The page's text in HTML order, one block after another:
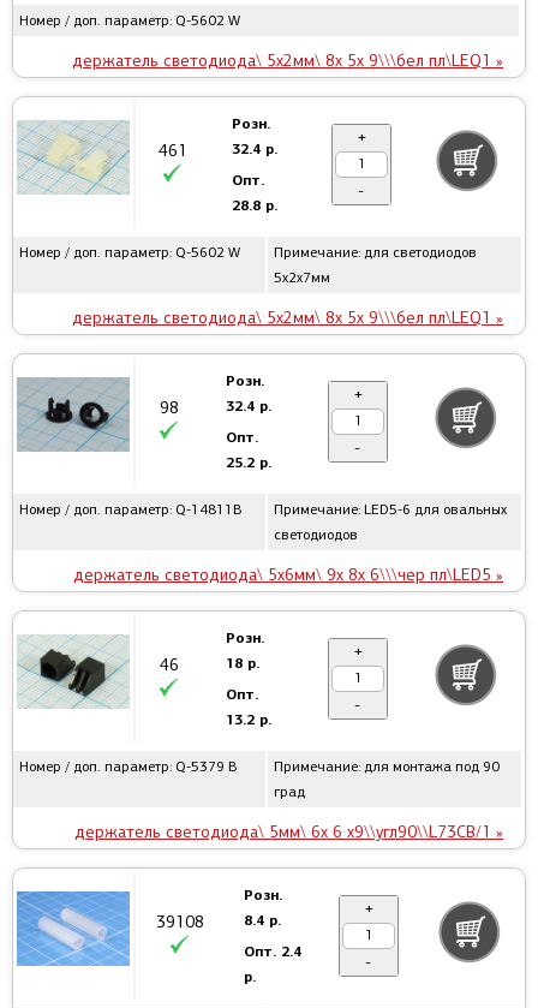
Номер / доп. параметр: Q-5602 W
держатель светодиода\ 5x2мм\ 8x 5x 9\\\бел пл\LEQ1 »
Номер / доп. параметр: Q-5602 W
Примечание: для светодиодов
5x2x7мм
держатель светодиода\ 5x2мм\ 8x 5x 9\\\бел пл\LEQ1 »
461
Розн.
32.4 р.
Опт.
28.8 р.
+
-
Номер / доп. параметр: Q-14811B
Примечание: LED5-6 для овальных
светодиодов
держатель светодиода\ 5x6мм\ 9x 8x 6\\\чер пл\LED5 »
98
Розн.
32.4 р.
Опт.
25.2 р.
+
-
Номер / доп. параметр: Q-5379 B
Примечание: для монтажа под 90
град
держатель светодиода\ 5мм\ 6x 6 x9\\угл90\\L73CB/1 »
46
Розн.
18 р.
Опт.
13.2 р.
+
-
39108
Розн.
8.4 р.
Опт. 2.4
р.
+
-